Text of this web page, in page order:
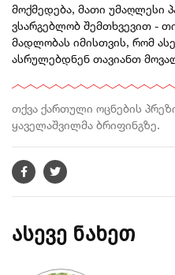
მოქმედება, მათი უმაღლესი
ვსარგებლობ შემთხვევით -
მადლობას იმისთვის, რომ
ასრულებდნენ თავიანთ
თქვა ქართული ოცნების
ყაველაშვილმა ბრიფინგზე.
ასევე ნახეთ